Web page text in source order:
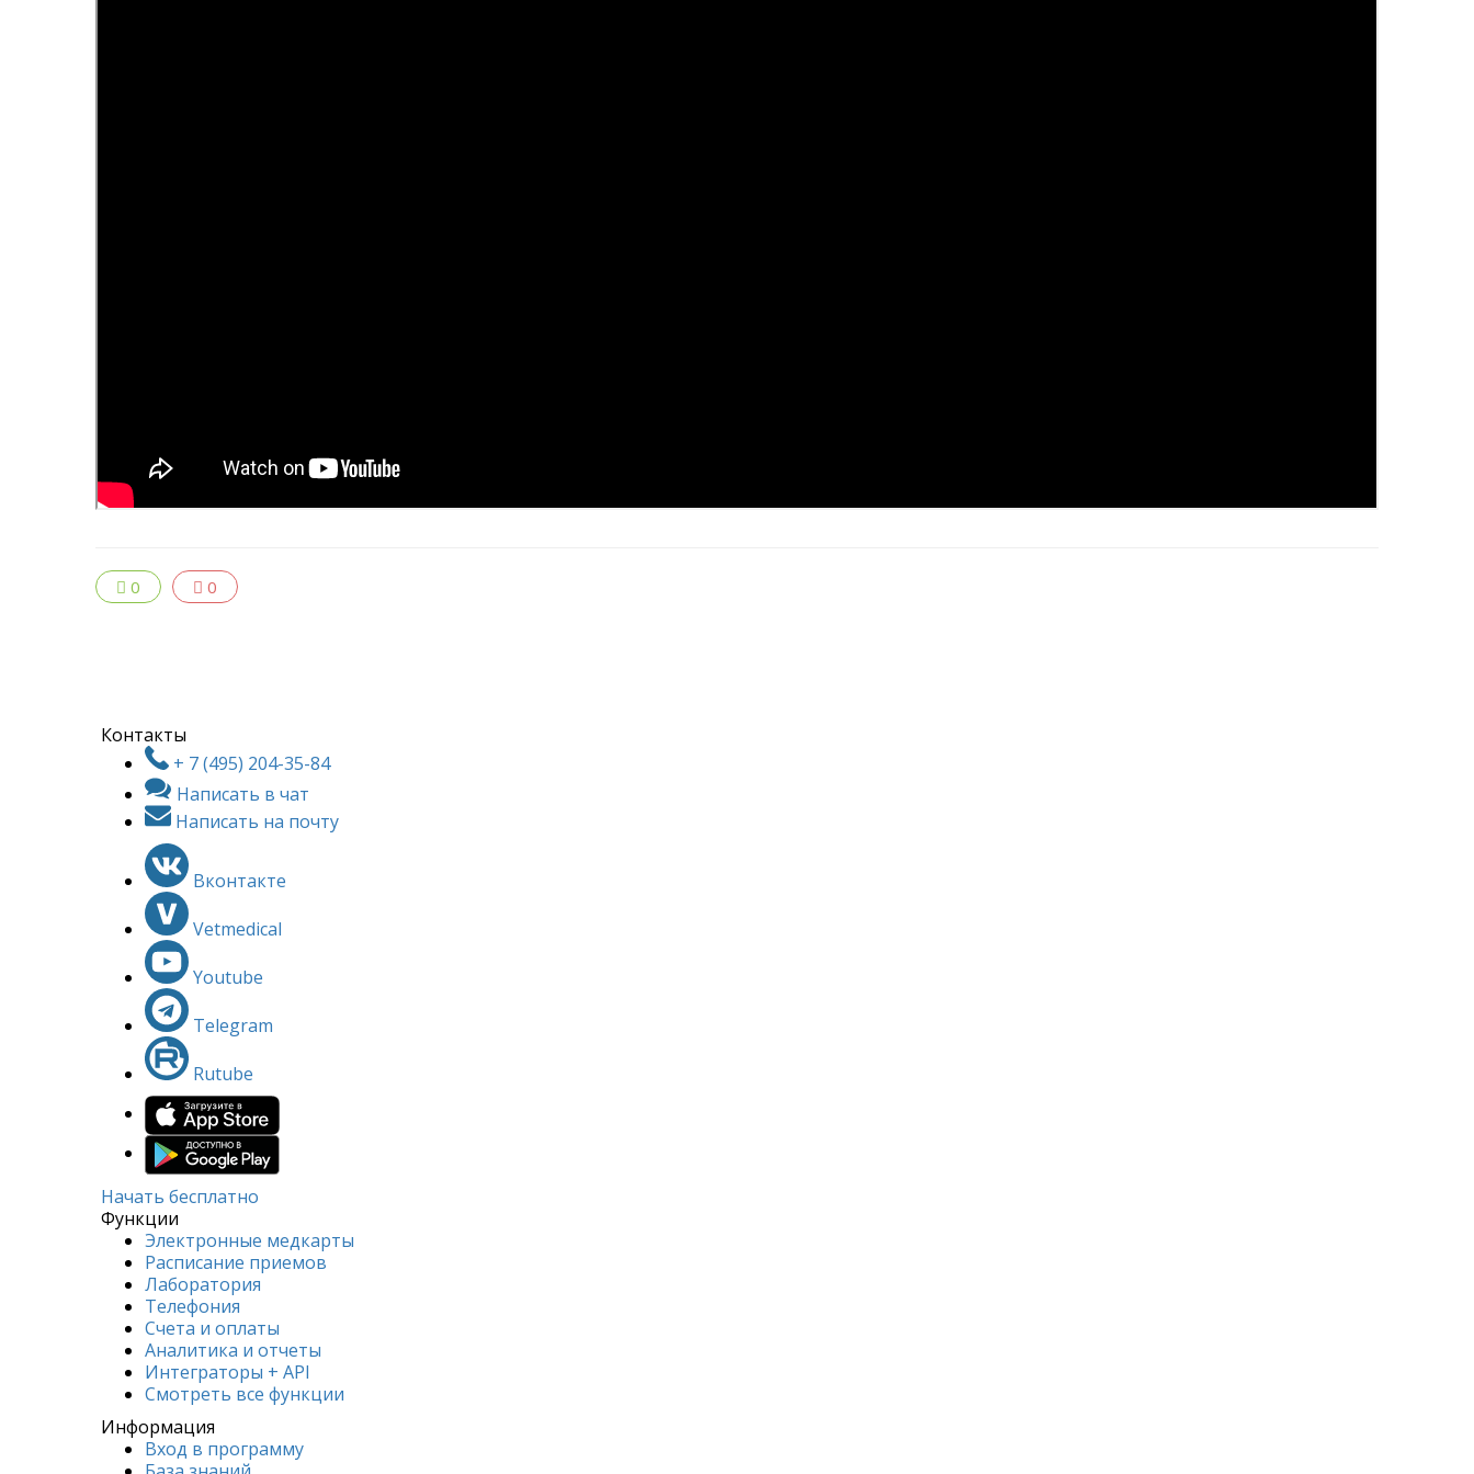
0 0
Контакты
+ 7 (495) 204-35-84
Написать в чат
Написать на почту
Вконтакте
Vetmedical
Youtube
Telegram
Rutube
Начать бесплатно
Функции
Электронные медкарты
Расписание приемов
Лаборатория
Телефония
Счета и оплаты
Аналитика и отчеты
Интеграторы + API
Смотреть все функции
Информация
Вход в программу